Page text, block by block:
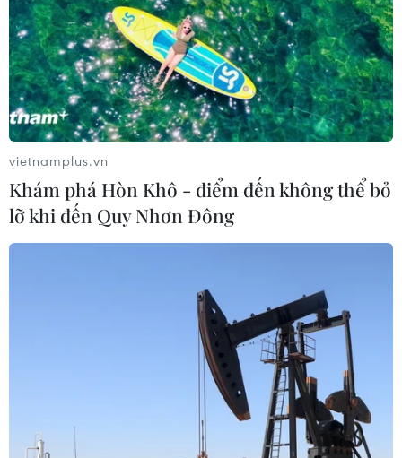
vietnamplus.vn
Khám phá Hòn Khô - điểm đến không thể bỏ
lỡ khi đến Quy Nhơn Đông